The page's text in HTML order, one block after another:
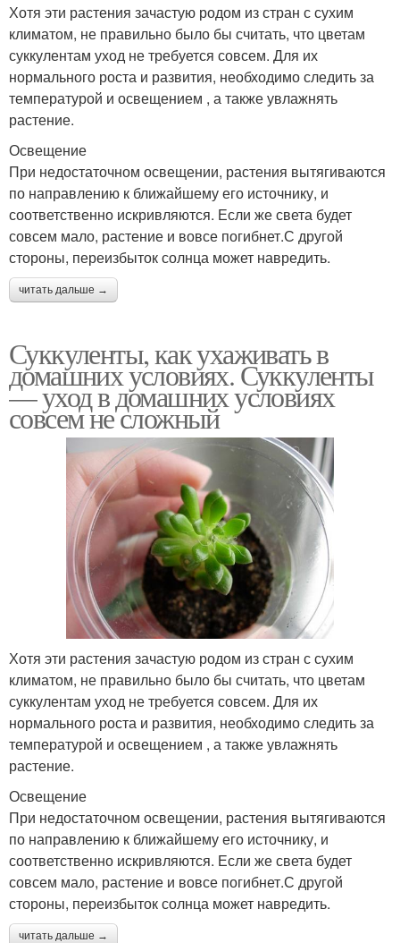
Хотя эти растения зачастую родом из стран с сухим
климатом, не правильно было бы считать, что цветам
суккулентам уход не требуется совсем. Для их
нормального роста и развития, необходимо следить за
температурой и освещением , а также увлажнять
растение.
Освещение
При недостаточном освещении, растения вытягиваются
по направлению к ближайшему его источнику, и
соответственно искривляются. Если же света будет
совсем мало, растение и вовсе погибнет.С другой
стороны, переизбыток солнца может навредить.
читать дальше →
Суккуленты, как ухаживать в
домашних условиях. Суккуленты
— уход в домашних условиях
совсем не сложный
Хотя эти растения зачастую родом из стран с сухим
климатом, не правильно было бы считать, что цветам
суккулентам уход не требуется совсем. Для их
нормального роста и развития, необходимо следить за
температурой и освещением , а также увлажнять
растение.
Освещение
При недостаточном освещении, растения вытягиваются
по направлению к ближайшему его источнику, и
соответственно искривляются. Если же света будет
совсем мало, растение и вовсе погибнет.С другой
стороны, переизбыток солнца может навредить.
читать дальше →